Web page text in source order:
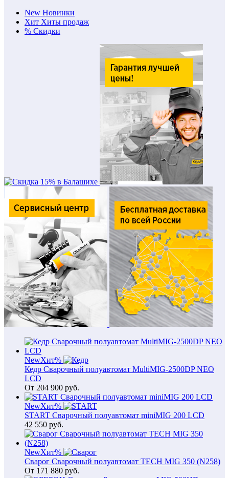
New Новинки
Хит Хиты продаж
% Скидки
NewХит%
Кедр Сварочный полуавтомат MultiMIG-2500DP NEO
LCD
От 204 900 руб.
NewХит%
START Сварочный полуавтомат miniMIG 200 LCD
42 550 руб.
NewХит%
Сварог Сварочный полуавтомат TECH MIG 350 (N258)
От 171 880 руб.